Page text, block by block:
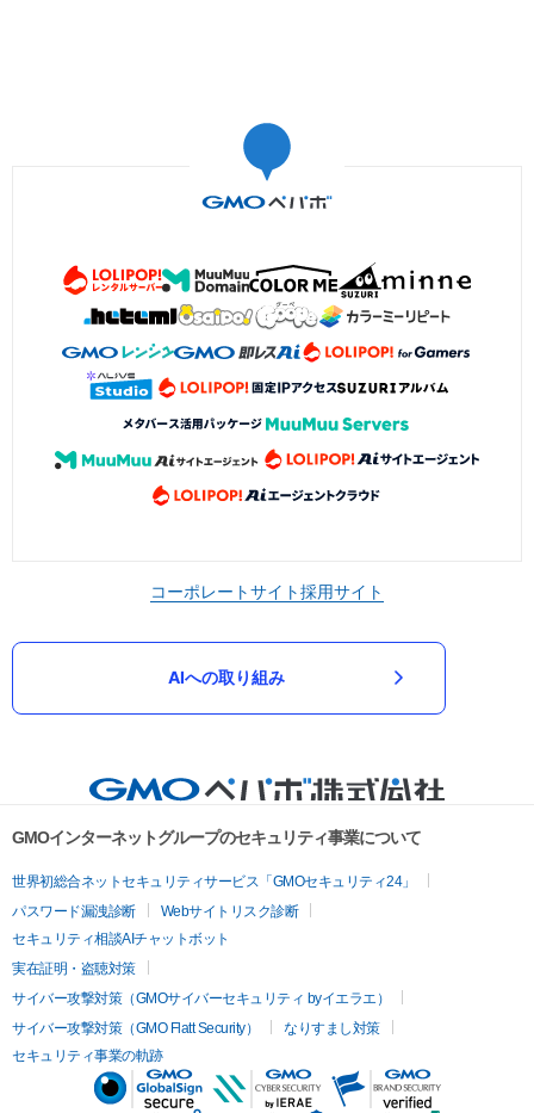
コーポレートサイト採用サイト
AIへの取り組み
GMOインターネットグループのセキュリティ事業について
世界初総合ネットセキュリティサービス「GMOセキュリティ24」
パスワード漏洩診断
Webサイトリスク診断
セキュリティ相談AIチャットボット
実在証明・盗聴対策
サイバー攻撃対策（GMOサイバーセキュリティ byイエラエ）
サイバー攻撃対策（GMO Flatt Security）
なりすまし対策
セキュリティ事業の軌跡